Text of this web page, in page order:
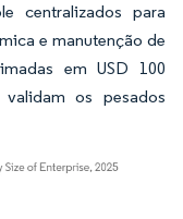
centralizados para
e manutenção de
em USD 100
os pesados